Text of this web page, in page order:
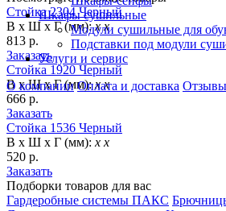
Шкафы сушильные
Модули сушильные для
Подставки под модули
Услуги и сервис
О компании Оплата и доставка Отзывы
Стойка 2304 Черный
В х Ш х Г (мм):х х
813 р.
Заказать
Стойка 1920 Черный
В х Ш х Г (мм):х х
666 р.
Заказать
Стойка 1536 Черный
В х Ш х Г (мм): х х
520 р.
Заказать
Подборки товаров для вас
Гардеробные системы ПАКС